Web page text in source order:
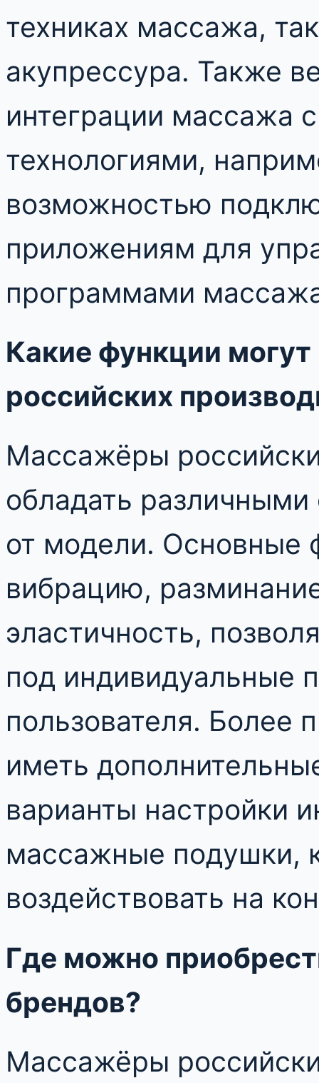
техниках массажа,
акупрессура. Также
интеграции массажа
технологиями,
возможностью
приложениям для
программами
Какие функции
российских
Массажёры
обладать
от модели. Основные
вибрацию,
эластичность,
под индивидуальные
пользователя. Более
иметь
варианты настройки
массажные подушки,
воздействовать на
Где можно
брендов?
Массажёры